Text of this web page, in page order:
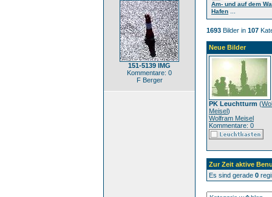
151-5139 IMG
Kommentare: 0
F Berger
Am- und auf dem
Hafen
1693 Bilder in 107
Neue Bilder
PK Leuchtturm (
Meisel)
Wolfram Meisel
Kommentare: 0
Zur Zeit aktive
Es sind gerade 0